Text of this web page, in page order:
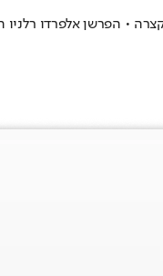
הפרשן אלפרדו רלניו